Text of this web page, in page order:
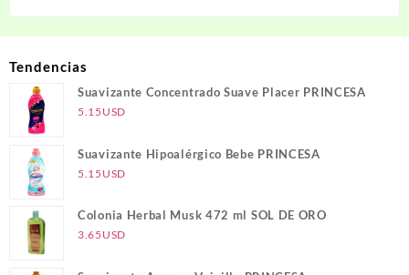
Tendencias
Suavizante Concentrado Suave Placer PRINCESA
5.15 USD
Suavizante Hipoalérgico Bebe PRINCESA
5.15 USD
Colonia Herbal Musk 472 ml SOL DE ORO
3.65 USD